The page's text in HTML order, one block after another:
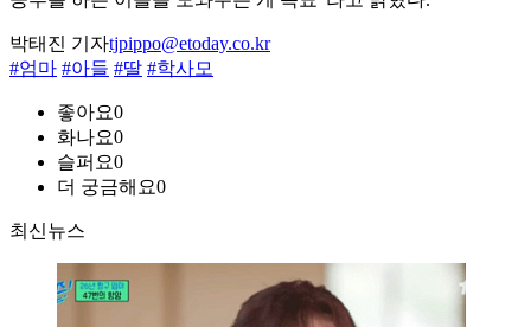
박태진 기자tjpippo@etoday.co.kr
#엄마 #아들 #딸 #학사모
좋아요0
화나요0
슬퍼요0
더 궁금해요0
최신뉴스